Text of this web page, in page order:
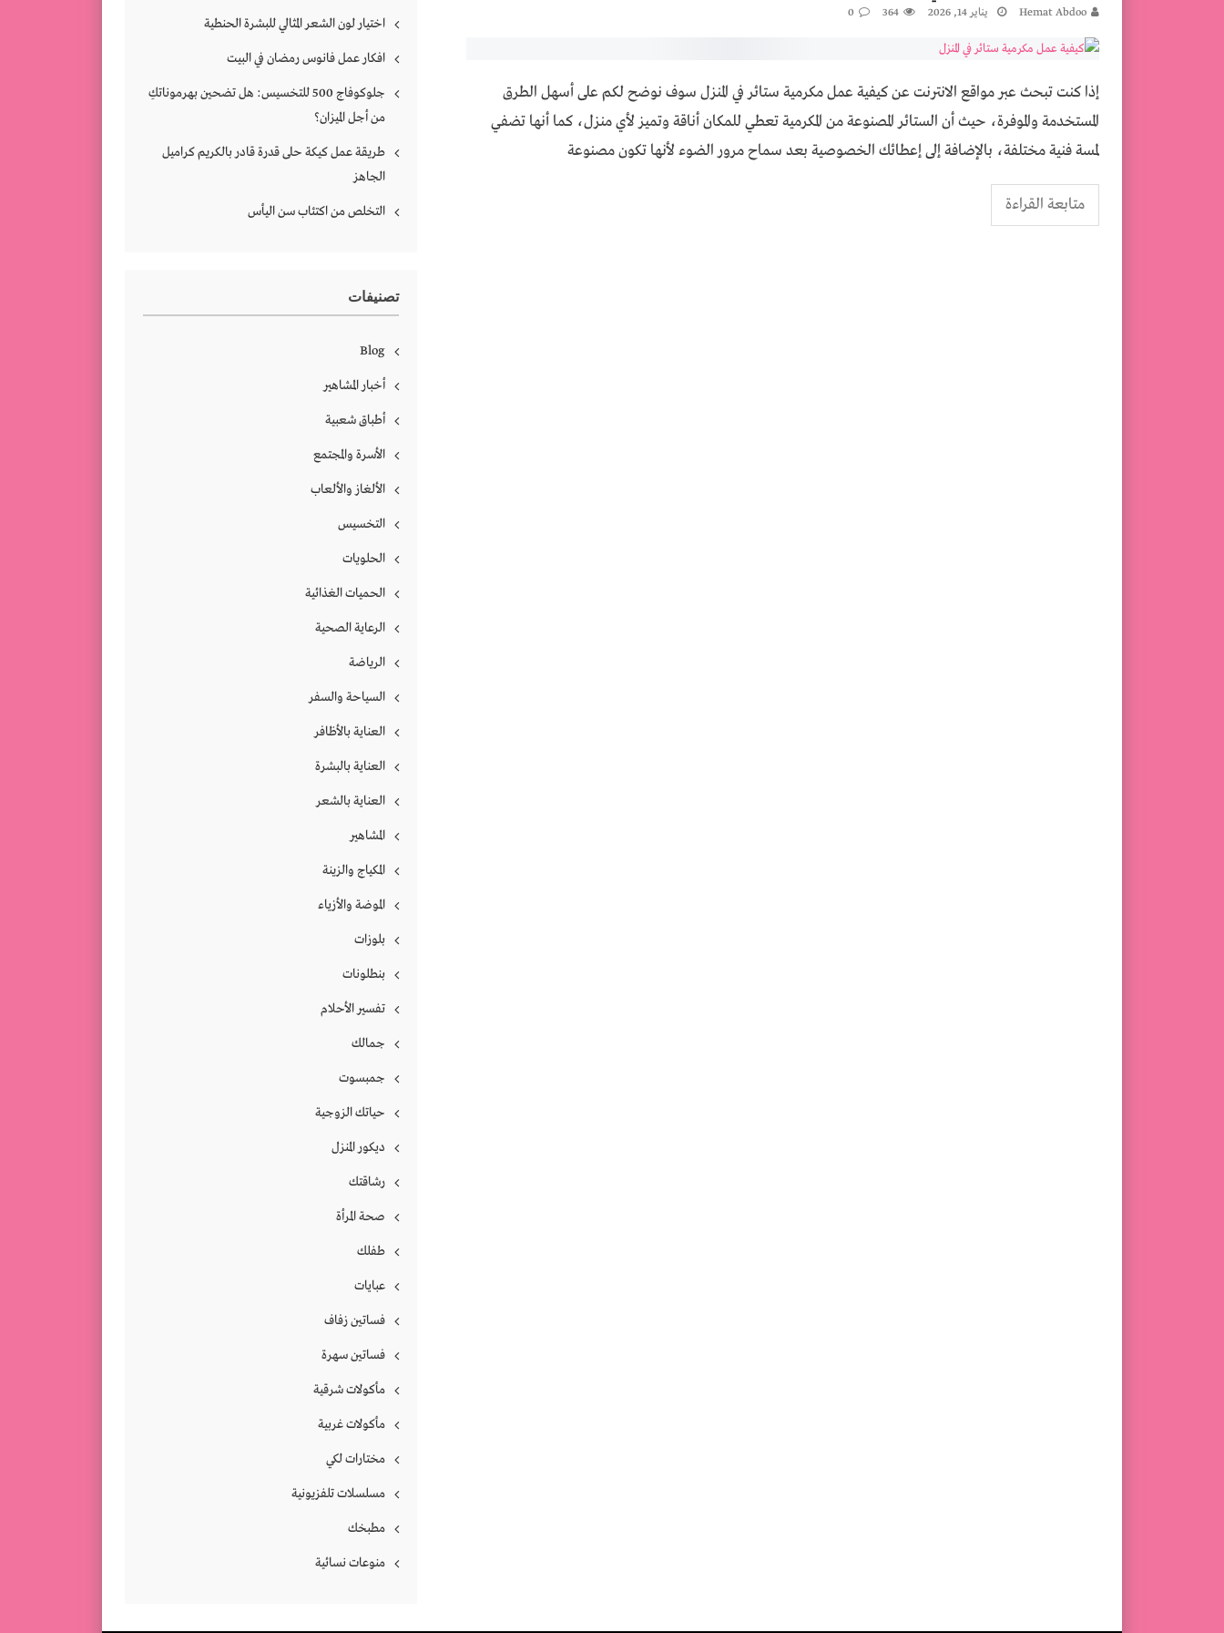
تخطي ما بعد الولادة القيصرية ـ العناية بالجرح والدعم النفسي
Hemat Abdoo يناير 14, 2026 364
0
إذا كنت تبحث عبر مواقع الانترنت عن كيفية عمل مكرمية ستائر في المنزل سوف نوضح لكم على أسهل الطرق
المستخدمة والموفرة، حيث أن الستائر المصنوعة من المكرمية تعطي للمكان أناقة وتميز لأي منزل، كما أنها تضفي
لمسة فنية مختلفة، بالإضافة إلى إعطائك الخصوصية بعد سماح مرور الضوء لأنها تكون مصنوعة
متابعة القراءة
اختيار لون الشعر المثالي للبشرة الحنطية
افكار عمل فانوس رمضان في البيت
جلوكوفاج 500 للتخسيس: هل تضحين بهرموناتكِ
من أجل الميزان؟
طريقة عمل كيكة حلى قدرة قادر بالكريم كراميل
الجاهز
التخلص من اكتئاب سن اليأس
تصنيفات
Blog
أخبار المشاهير
أطباق شعبية
الأسرة والمجتمع
الألغاز والألعاب
التخسيس
الحلويات
الحميات الغذائية
الرعاية الصحية
الرياضة
السياحة والسفر
العناية بالأظافر
العناية بالبشرة
العناية بالشعر
المشاهير
المكياج والزينة
الموضة والأزياء
بلوزات
بنطلونات
تفسير الأحلام
جمالك
جمبسوت
حياتك الزوجية
ديكور المنزل
رشاقتك
صحة المرأة
طفلك
عبايات
فساتين زفاف
فساتين سهرة
مأكولات شرقية
مأكولات غربية
مختارات لكي
مسلسلات تلفزيونية
مطبخك
منوعات نسائية